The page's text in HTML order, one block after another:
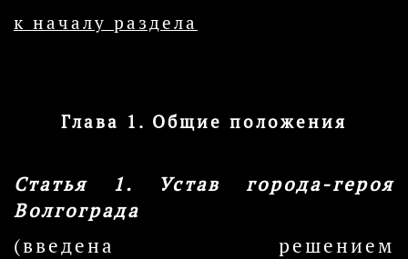
к началу раздела
Глава 1. Общие положения
Статья 1. Устав города-героя
Волгограда
(введена решением